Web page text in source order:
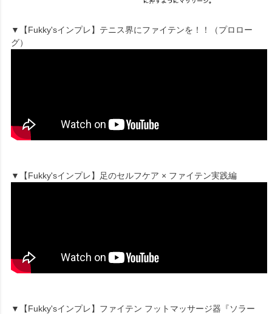
▼【Fukky'sインプレ】テニス界にファイテンを！！（プロロー
グ）
▼【Fukky'sインプレ】足のセルフケア × ファイテン実践編
▼【Fukky'sインプレ】ファイテン フットマッサージ器『ソラー